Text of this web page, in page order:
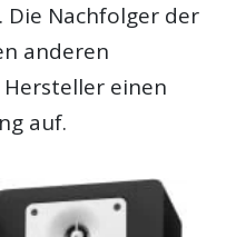
Die Nachfolger der
anderen
einen
auf.